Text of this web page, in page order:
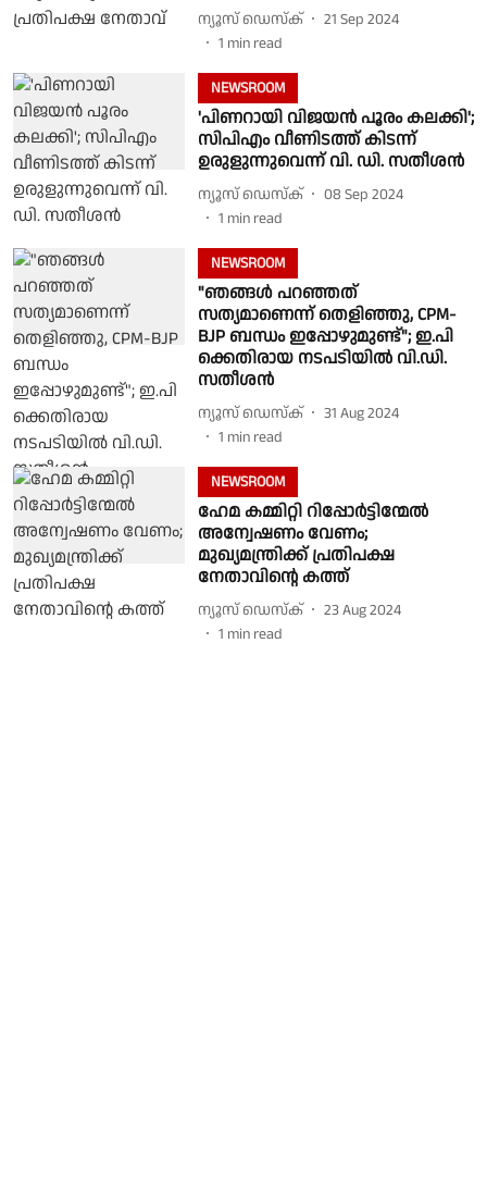
ന്യൂസ് ഡെസ്ക്
21 Sep 2024
1 min read
NEWSROOM
'പിണറായി വിജയൻ പൂരം കലക്കി';
സിപിഎം വീണിടത്ത് കിടന്ന്
ഉരുളുന്നുവെന്ന് വി. ഡി. സതീശൻ
ന്യൂസ് ഡെസ്ക്
08 Sep 2024
1 min read
NEWSROOM
"ഞങ്ങൾ പറഞ്ഞത്
സത്യമാണെന്ന് തെളിഞ്ഞു, CPM-
BJP ബന്ധം ഇപ്പോഴുമുണ്ട്"; ഇ.പി
ക്കെതിരായ നടപടിയിൽ വി.ഡി.
സതീശൻ
ന്യൂസ് ഡെസ്ക്
31 Aug 2024
1 min read
NEWSROOM
ഹേമ കമ്മിറ്റി റിപ്പോർട്ടിന്മേൽ
അന്വേഷണം വേണം;
മുഖ്യമന്ത്രിക്ക് പ്രതിപക്ഷ
നേതാവിൻ്റെ കത്ത്
ന്യൂസ് ഡെസ്ക്
23 Aug 2024
1 min read